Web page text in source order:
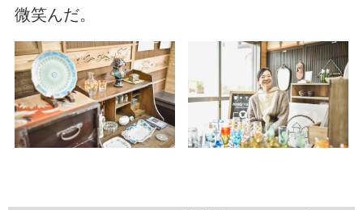
微笑んだ。